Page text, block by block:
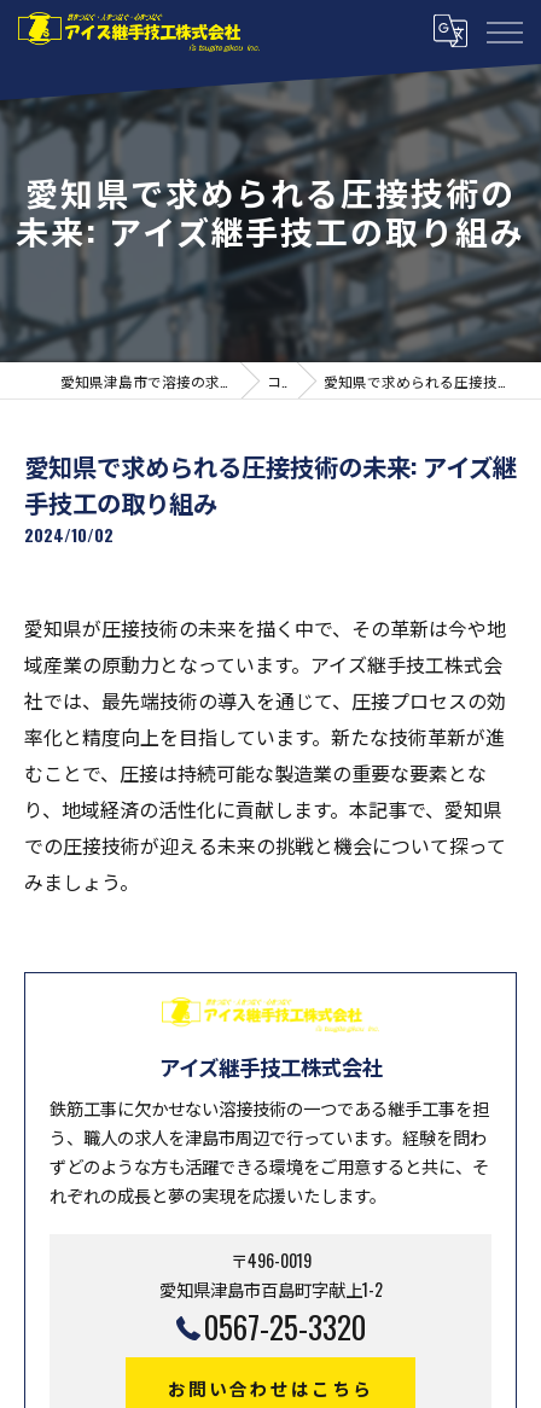
愛知県で求められる圧接技術の
未来: アイズ継手技工の取り組み
コラム 愛知県で求められる圧接技術の未来: アイズ継手技工の取り組み
愛知県で求められる圧接技術の未来: アイズ継
手技工の取り組み
2024/10/02
愛知県が圧接技術の未来を描く中で、その革新は今や地
域産業の原動力となっています。アイズ継手技工株式会
社では、最先端技術の導入を通じて、圧接プロセスの効
率化と精度向上を目指しています。新たな技術革新が進
むことで、圧接は持続可能な製造業の重要な要素とな
り、地域経済の活性化に貢献します。本記事で、愛知県
での圧接技術が迎える未来の挑戦と機会について探って
みましょう。
アイズ継手技工株式会社
鉄筋工事に欠かせない溶接技術の一つである継手工事を担
う、職人の求人を津島市周辺で行っています。経験を問わ
ずどのような方も活躍できる環境をご用意すると共に、そ
れぞれの成長と夢の実現を応援いたします。
〒496-0019
愛知県津島市百島町字献上1-2
0567-25-3320
お問い合わせはこちら